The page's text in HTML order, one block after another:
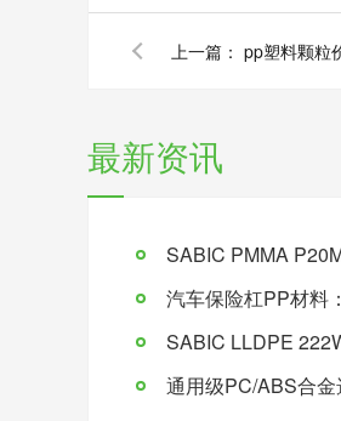
上一篇：
最新资讯
SABIC PMMA
汽车保险杠PP材料
SABIC LLDPE
通用级PC/ABS合